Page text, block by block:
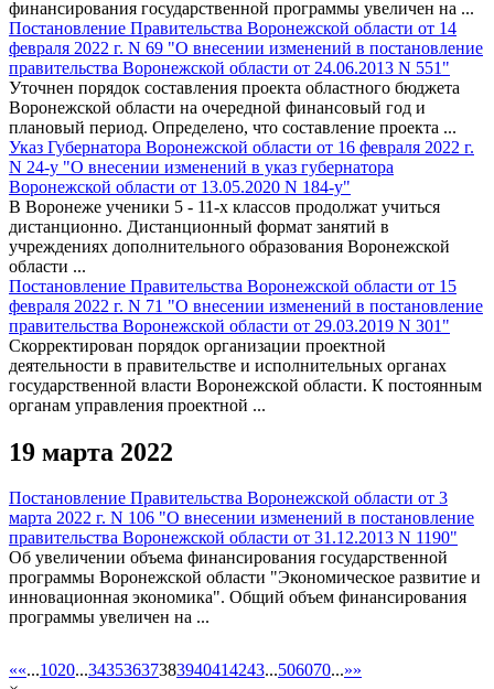
финансирования государственной программы увеличен на ...
Постановление Правительства Воронежской области от 14
февраля 2022 г. N 69 "О внесении изменений в постановление
правительства Воронежской области от 24.06.2013 N 551"
Уточнен порядок составления проекта областного бюджета
Воронежской области на очередной финансовый год и
плановый период. Определено, что составление проекта ...
Указ Губернатора Воронежской области от 16 февраля 2022 г.
N 24-у "О внесении изменений в указ губернатора
Воронежской области от 13.05.2020 N 184-у"
В Воронеже ученики 5 - 11-х классов продолжат учиться
дистанционно. Дистанционный формат занятий в
учреждениях дополнительного образования Воронежской
области ...
Постановление Правительства Воронежской области от 15
февраля 2022 г. N 71 "О внесении изменений в постановление
правительства Воронежской области от 29.03.2019 N 301"
Скорректирован порядок организации проектной
деятельности в правительстве и исполнительных органах
государственной власти Воронежской области. К постоянным
органам управления проектной ...
19 марта 2022
Постановление Правительства Воронежской области от 3
марта 2022 г. N 106 "О внесении изменений в постановление
правительства Воронежской области от 31.12.2013 N 1190"
Об увеличении объема финансирования государственной
программы Воронежской области "Экономическое развитие и
инновационная экономика". Общий объем финансирования
программы увеличен на ...
««...1020...34353637383940414243...506070...»»